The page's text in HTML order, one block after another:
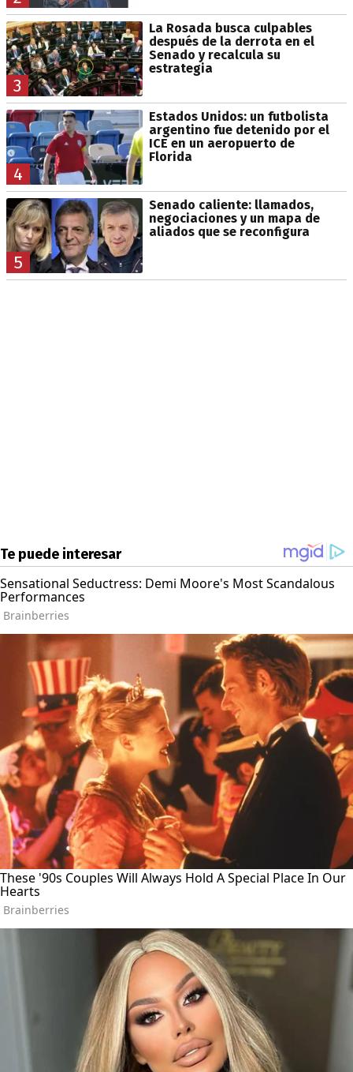
3
La Rosada busca culpables
después de la derrota en el
Senado y recalcula su
estrategia
4
Estados Unidos: un futbolista
argentino fue detenido por el
ICE en un aeropuerto de
Florida
5
Senado caliente: llamados,
negociaciones y un mapa de
aliados que se reconfigura